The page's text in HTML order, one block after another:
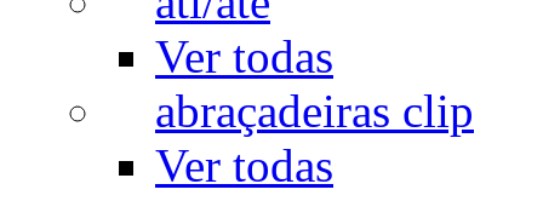
Ver todas
abraçadeiras clip
Ver todas